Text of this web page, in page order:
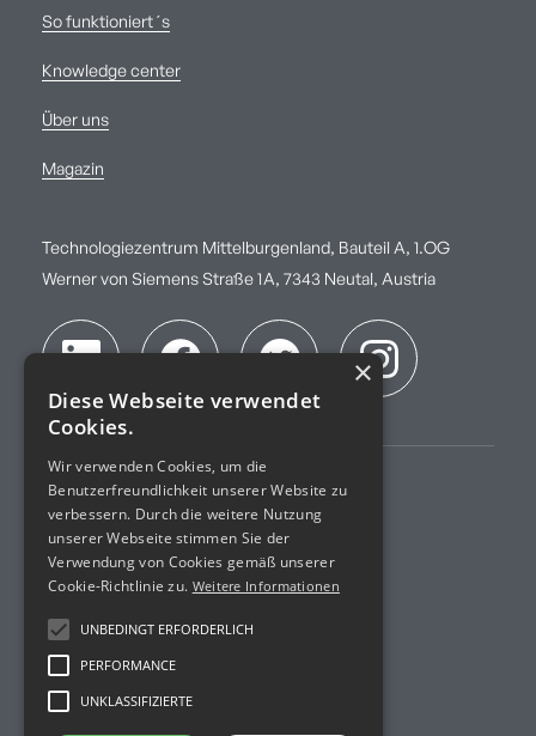
So funktioniert´s
Knowledge center
Über uns
Magazin
Technologiezentrum Mittelburgenland, Bauteil A, 1.OG
Werner von Siemens Straße 1A, 7343 Neutal, Austria
Impressum
AGB
Akkreditierung
R&D Projekte
×
Diese Webseite verwendet
Cookies.
Wir verwenden Cookies, um die
Benutzerfreundlichkeit unserer Website zu
verbessern. Durch die weitere Nutzung
unserer Webseite stimmen Sie der
Verwendung von Cookies gemäß unserer
Cookie-Richtlinie zu. Weitere Informationen
UNBEDINGT ERFORDERLICH
PERFORMANCE
UNKLASSIFIZIERTE